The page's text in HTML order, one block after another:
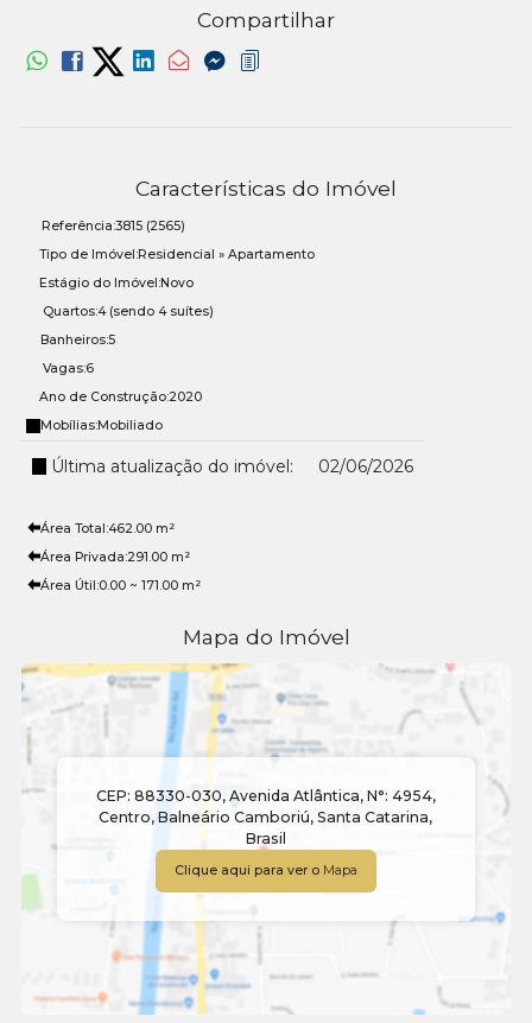
Compartilhar
Características do Imóvel
Referência:3815 (2565)
Tipo de Imóvel:Residencial » Apartamento
Estágio do Imóvel:Novo
Quartos:4 (sendo 4 suítes)
Banheiros:5
Vagas:6
Ano de Construção:2020
Mobílias:Mobiliado
Última atualização do imóvel: 02/06/2026
Área Total:462.00 m²
Área Privada:291.00 m²
Área Útil:0.00 ~ 171.00 m²
Mapa do Imóvel
CEP: 88330-030, Avenida Atlântica, N°: 4954,
Centro,Balneário Camboriú,Santa Catarina,
Brasil
Clique aqui para ver o Mapa